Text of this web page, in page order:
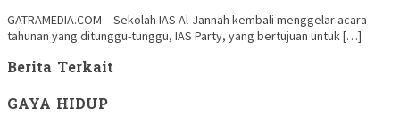
GATRAMEDIA.COM – Sekolah IAS Al-Jannah kembali menggelar acara
tahunan yang ditunggu-tunggu, IAS Party, yang bertujuan untuk […]
Berita Terkait
GAYA HIDUP